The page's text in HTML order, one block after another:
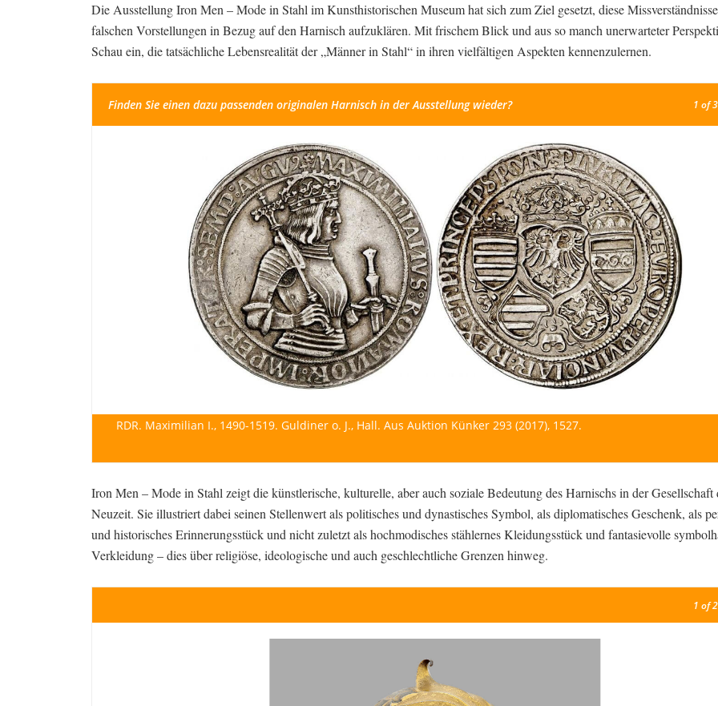
Die Ausstellung Iron Men – Mode in Stahl im Kunsthistorischen Museum hat sich zum Ziel gesetzt, diese
falschen Vorstellungen in Bezug auf den Harnisch aufzuklären. Mit frischem Blick und aus so manch unerwarteter
Schau ein, die tatsächliche Lebensrealität der „Männer in Stahl“ in ihren vielfältigen Aspekten kennenzulernen.
Finden Sie einen dazu passenden originalen Harnisch in der Ausstellung wieder? 1 of 3
RDR. Maximilian I., 1490-1519. Guldiner o. J., Hall. Aus Auktion Künker 293 (2017), 1527.
Iron Men – Mode in Stahl zeigt die künstlerische, kulturelle, aber auch soziale Bedeutung des Harnischs in der Gesellschaft
Neuzeit. Sie illustriert dabei seinen Stellenwert als politisches und dynastisches Symbol, als diplomatisches Geschenk, als
und historisches Erinnerungsstück und nicht zuletzt als hochmodisches stählernes Kleidungsstück und fantasievolle
Verkleidung – dies über religiöse, ideologische und auch geschlechtliche Grenzen hinweg.
1 of 2